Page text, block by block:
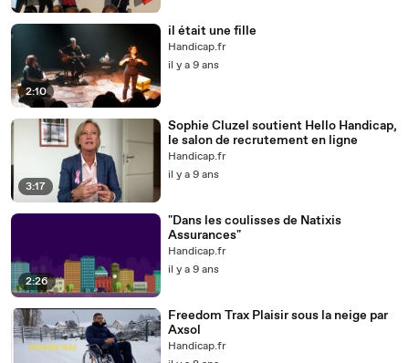
2:10
il était une fille
Handicap.fr
il y a 9 ans
3:17
Sophie Cluzel soutient Hello Handicap,
le salon de recrutement en ligne
Handicap.fr
il y a 9 ans
2:26
"Dans les coulisses de Natixis
Assurances"
Handicap.fr
il y a 9 ans
Freedom Trax Plaisir sous la neige par
Axsol
Handicap.fr